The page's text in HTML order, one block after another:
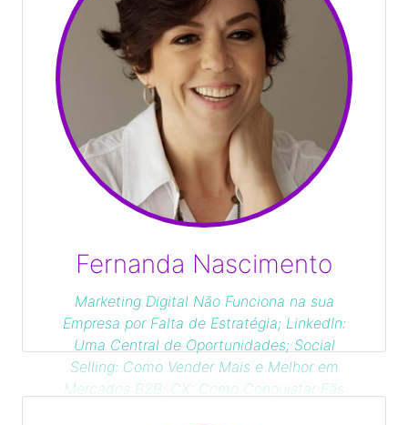
Fernanda Nascimento
Marketing Digital Não Funciona na sua
Empresa por Falta de Estratégia; LinkedIn:
Uma Central de Oportunidades; Social
Selling: Como Vender Mais e Melhor em
Mercados B2B; CX: Como Conquistar Fãs